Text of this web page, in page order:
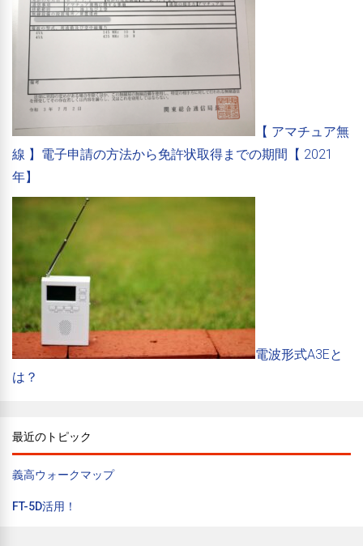
【 アマチュア無
線 】電子申請の方法から免許状取得までの期間【 2021
年】
電波形式A3Eと
は？
最近のトピック
義高ウォークマップ
FT-5D活用！